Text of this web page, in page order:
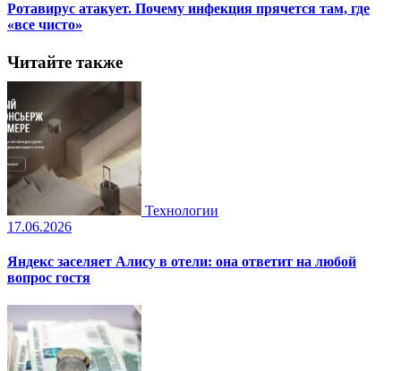
Ротавирус атакует. Почему инфекция прячется там, где
«все чисто»
Читайте также
Технологии
17.06.2026
Яндекс заселяет Алису в отели: она ответит на любой
вопрос гостя